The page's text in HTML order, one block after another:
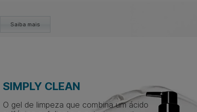
Saiba mais
SIMPLY CLEAN
O gel de limpeza que combina um ácido